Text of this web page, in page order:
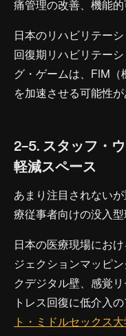
痛管理の改善、機能的
日本のリハビリテー
回復期リハビリテー
グ・ゲームは、FIM（
を加速させる可能性が
2-5. スタッフ・
軽減スペース
あまり注目されない
療従事者向けの没入型
日本の医療現場にお
ジェクションマッピ
クデジタル壁、感覚
トレス回復に低介入
ト・ミドルセックス